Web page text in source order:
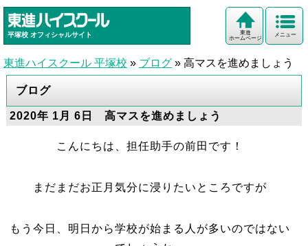
平塚校 オフィシャルサイト メニュー
東進
ホームページ
東進ハイスクール 平塚校 » ブログ » 高マスを進めましょう
ブログ
2020年 1月 6日 高マスを進めましょう
こんにちは、担任助手の前田です！
まだまだお正月気分に浸りたいところですが
もう今日、明日から学校が始まる人が多いのではない